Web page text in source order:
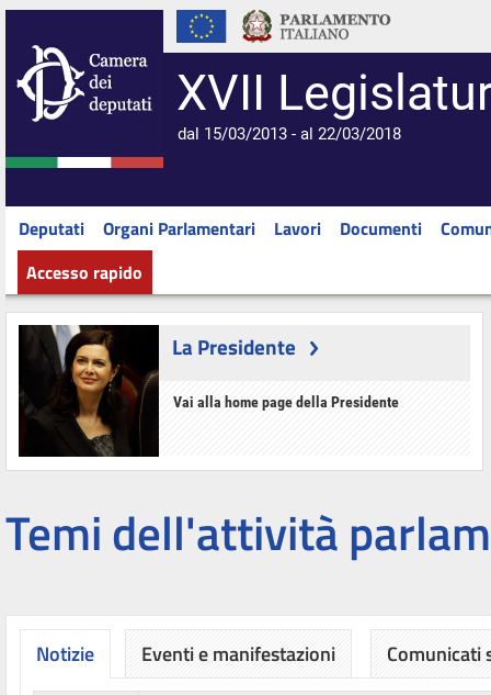
XVII
dal 15/03/2013 - al 22/03/2018
Deputati Organi Parlamentari Lavori Documenti
Accesso rapido
La Presidente
Vai alla home page della Presidente
Temi dell'attività
Notizie Eventi e manifestazioni Comunicati